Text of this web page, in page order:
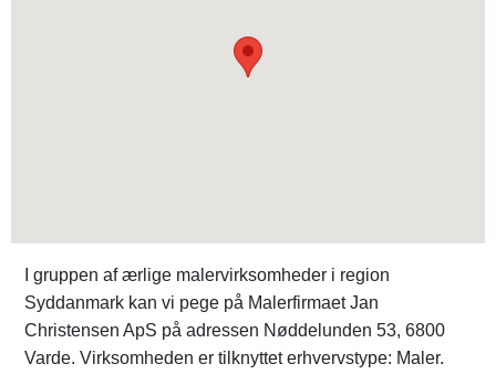
I gruppen af ærlige malervirksomheder i region
Syddanmark kan vi pege på Malerfirmaet Jan
Christensen ApS på adressen Nøddelunden 53, 6800
Varde. Virksomheden er tilknyttet erhvervstype: Maler.